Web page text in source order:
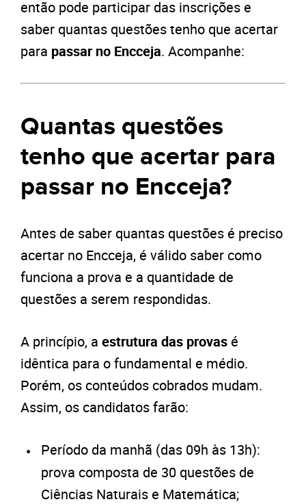
então pode participar das inscrições e
saber quantas questões tenho que acertar
para passar no Encceja. Acompanhe:
Quantas questões
tenho que acertar para
passar no Encceja?
Antes de saber quantas questões é preciso
acertar no Encceja, é válido saber como
funciona a prova e a quantidade de
questões a serem respondidas.
A princípio, a estrutura das provas é
idêntica para o fundamental e médio.
Porém, os conteúdos cobrados mudam.
Assim, os candidatos farão:
Período da manhã (das 09h às 13h):
prova composta de 30 questões de
Ciências Naturais e Matemática;